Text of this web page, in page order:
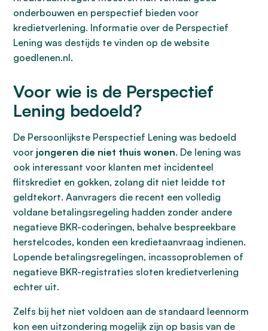
onderbouwen en perspectief bieden voor
kredietverlening. Informatie over de Perspectief
Lening was destijds te vinden op de website
goedlenen.nl.
Voor wie is de Perspectief
Lening bedoeld?
De Persoonlijkste Perspectief Lening was bedoeld
voor jongeren die niet thuis wonen. De lening was
ook interessant voor klanten met incidenteel
flitskrediet en gokken, zolang dit niet leidde tot
geldtekort. Aanvragers die recent een volledig
voldane betalingsregeling hadden zonder andere
negatieve BKR-coderingen, behalve bespreekbare
herstelcodes, konden een kredietaanvraag indienen.
Lopende betalingsregelingen, incassoproblemen of
negatieve BKR-registraties sloten kredietverlening
echter uit.
Zelfs bij het niet voldoen aan de standaard leennorm
kon een uitzondering mogelijk zijn op basis van de